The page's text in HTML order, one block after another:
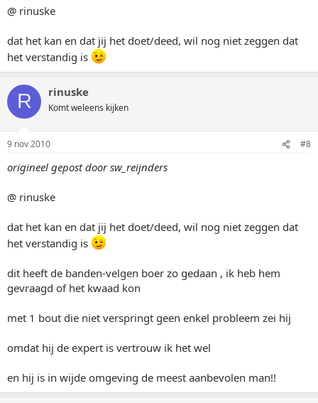
@ rinuske
dat het kan en dat jij het doet/deed, wil nog niet zeggen dat
het verstandig is
R rinuske
Komt weleens kijken
9 nov 2010 #8
origineel gepost door sw_reijnders
@ rinuske
dat het kan en dat jij het doet/deed, wil nog niet zeggen dat
het verstandig is
dit heeft de banden-velgen boer zo gedaan , ik heb hem
gevraagd of het kwaad kon
met 1 bout die niet verspringt geen enkel probleem zei hij
omdat hij de expert is vertrouw ik het wel
en hij is in wijde omgeving de meest aanbevolen man!!